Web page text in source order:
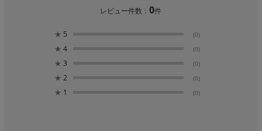
レビュー件数：0件
★ 5 (0)
★ 4 (0)
★ 3 (0)
★ 2 (0)
★ 1 (0)